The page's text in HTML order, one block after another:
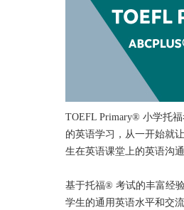
TOEFL Primary® 小学托
的英语学习，从一开始就
生在英语课堂上的英语沟
基于托福® 考试的丰富经
学生的通用英语水平和交